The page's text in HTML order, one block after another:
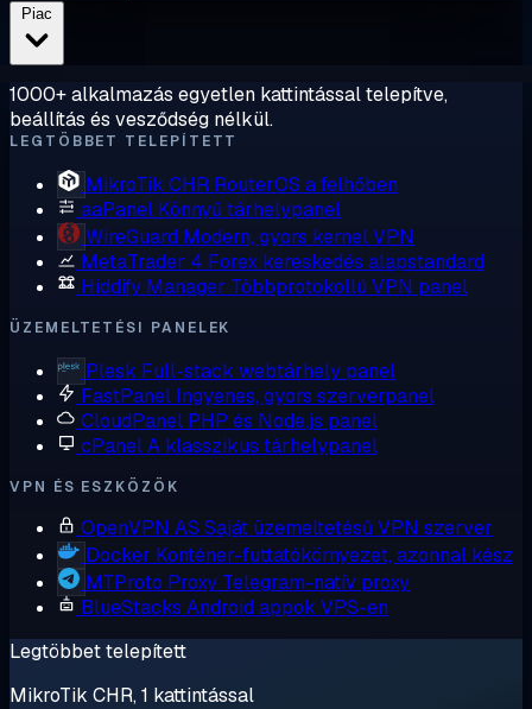
1000+ alkalmazás egyetlen kattintással telepítve,
beállítás és vesződség nélkül.
LEGTÖBBET TELEPÍTETT
MikroTik CHR RouterOS a felhőben
aaPanel Könnyű tárhelypanel
WireGuard Modern, gyors kernel VPN
MetaTrader 4 Forex kereskedés alapstandard
Hiddify Manager Többprotokollú VPN panel
ÜZEMELTETÉSI PANELEK
Plesk Full-stack webtárhely panel
FastPanel Ingyenes, gyors szerverpanel
CloudPanel PHP és Node.js panel
cPanelA klasszikus tárhelypanel
VPN ÉS ESZKÖZÖK
OpenVPN AS Saját üzemeltetésű VPN szerver
Docker Konténer-futtatókörnyezet, azonnal kész
MTProto Proxy Telegram-natív proxy
BlueStacks Android appok VPS-en
Legtöbbet telepített
MikroTik CHR, 1 kattintással